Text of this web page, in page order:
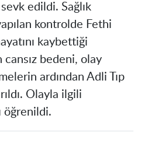
edildi. Sağlık
kontrolde Fethi
kaybettiği
cansız bedeni, olay
ardından Adli Tıp
Olayla ilgili
öğrenildi.